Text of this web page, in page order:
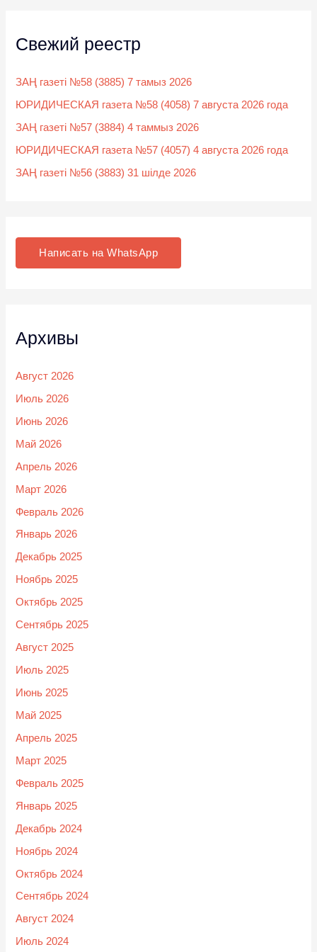
Свежий реестр
ЗАҢ газеті №58 (3885) 7 тамыз 2026
ЮРИДИЧЕСКАЯ газета №58 (4058) 7 августа 2026 года
ЗАҢ газеті №57 (3884) 4 таммыз 2026
ЮРИДИЧЕСКАЯ газета №57 (4057) 4 августа 2026 года
ЗАҢ газеті №56 (3883) 31 шілде 2026
Написать на WhatsApp
Архивы
Август 2026
Июль 2026
Июнь 2026
Май 2026
Апрель 2026
Март 2026
Февраль 2026
Январь 2026
Декабрь 2025
Ноябрь 2025
Октябрь 2025
Сентябрь 2025
Август 2025
Июль 2025
Июнь 2025
Май 2025
Апрель 2025
Март 2025
Февраль 2025
Январь 2025
Декабрь 2024
Ноябрь 2024
Октябрь 2024
Сентябрь 2024
Август 2024
Июль 2024